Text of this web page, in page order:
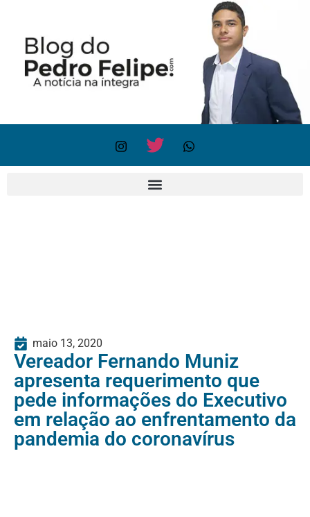
maio 13, 2020
Vereador Fernando Muniz
apresenta requerimento que
pede informações do Executivo
em relação ao enfrentamento da
pandemia do coronavírus